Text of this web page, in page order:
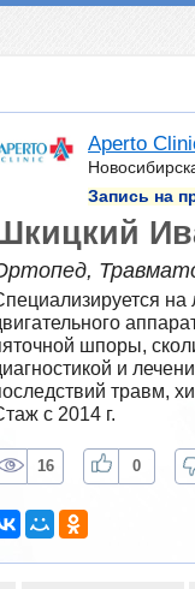
Aperto
Запись на
на
шпоры,
и
травм,
с 2014 г.
16 0